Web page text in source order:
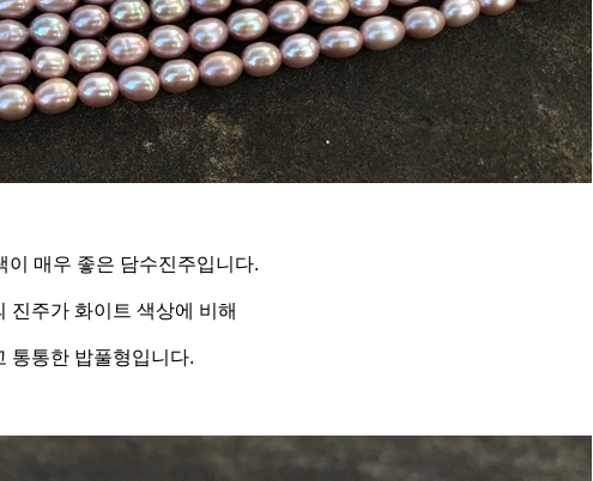
이 매우 좋은 담수진주입니다.
진주가 화이트 색상에 비해
통통한 밥풀형입니다.